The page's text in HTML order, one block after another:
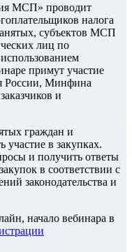
МСП» проводит
налога
субъектов МСП
лиц по
примут участие
России, Минфина
и
граждан и
в закупках.
и получить ответы
в соответствии с
законодательства и
начало вебинара в